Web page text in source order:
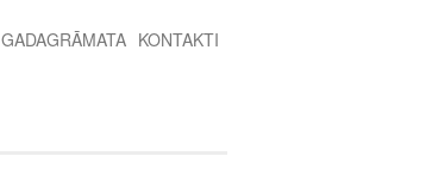
GADAGRĀMATA KONTAKTI